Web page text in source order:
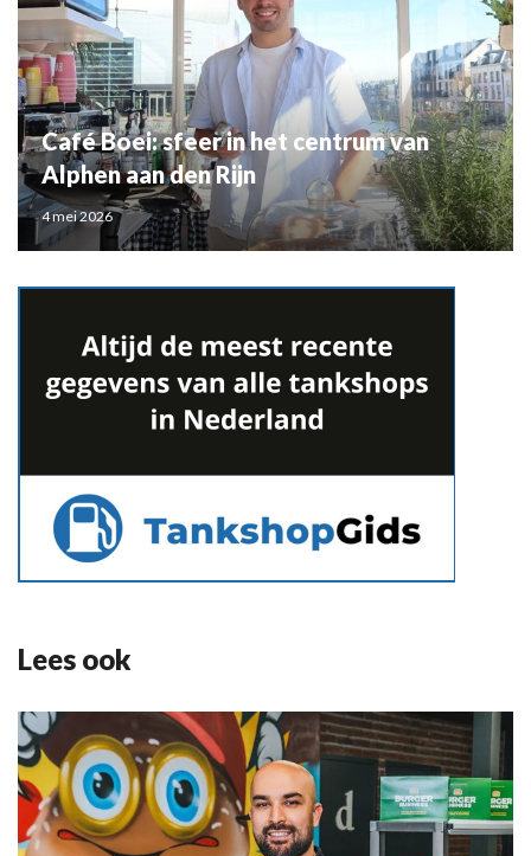
Café Boei: sfeer in het centrum van
Alphen aan den Rijn
4 mei 2026
Lees ook